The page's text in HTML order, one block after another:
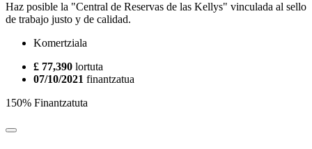
Haz posible la "Central de Reservas de las Kellys" vinculada al sello
de trabajo justo y de calidad.
Komertziala
£ 77,390 lortuta
07/10/2021 finantzatua
150% Finantzatuta